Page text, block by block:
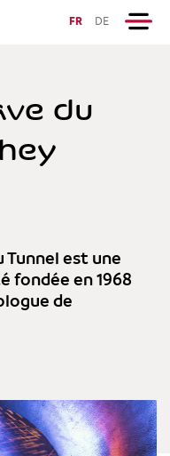
FR DE
du
Tunnel est une
fondée en 1968
de